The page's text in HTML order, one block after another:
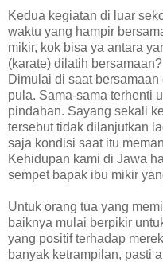
Kedua kegiatan di luar
waktu yang hampir
mikir, kok bisa ya antara
(karate) dilatih
Dimulai di saat
pula. Sama-sama terhenti
pindahan. Sayang sekali
tersebut tidak dilanjutkan
saja kondisi saat itu
Kehidupan kami di Jawa
sempet bapak ibu mikir
Untuk orang tua yang
baiknya mulai berpikir
yang positif terhadap
banyak ketrampilan, pasti